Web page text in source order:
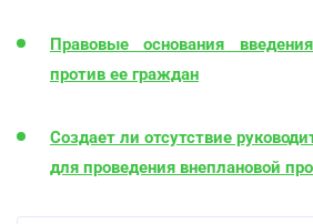
Правовые основания
против ее граждан
Создает ли отсутствие
для проведения внеплановой